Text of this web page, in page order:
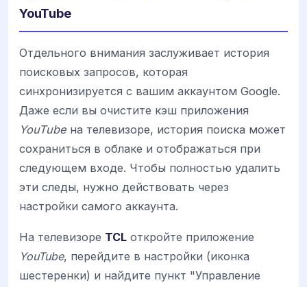
YouTube
Отдельного внимания заслуживает история
поисковых запросов, которая
синхронизируется с вашим аккаунтом Google.
Даже если вы очистите кэш приложения
YouTube на телевизоре, история поиска может
сохраниться в облаке и отображаться при
следующем входе. Чтобы полностью удалить
эти следы, нужно действовать через
настройки самого аккаунта.
На телевизоре TCL откройте приложение
YouTube, перейдите в настройки (иконка
шестеренки) и найдите пункт "Управление